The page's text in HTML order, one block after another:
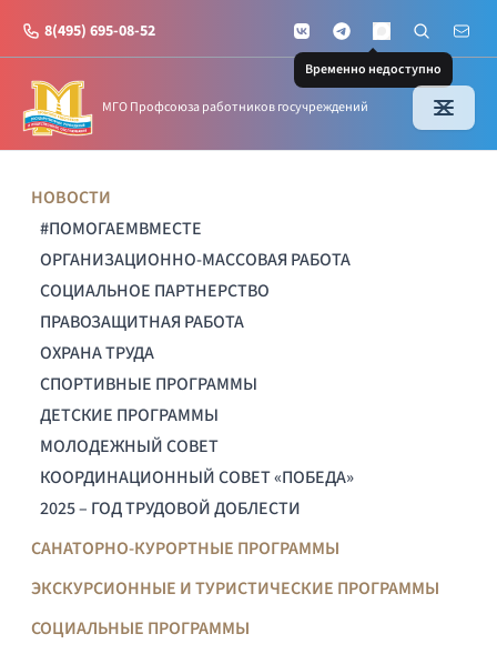
8(495) 695-08-52 VKontakteTelegramMAX
Временно недоступно
Поиск по
Почта
МГО Профсоюза работников госучреждений
НОВОСТИ
#ПОМОГАЕМВМЕСТЕ
ОРГАНИЗАЦИОННО-МАССОВАЯ РАБОТА
СОЦИАЛЬНОЕ ПАРТНЕРСТВО
ПРАВОЗАЩИТНАЯ РАБОТА
ОХРАНА ТРУДА
СПОРТИВНЫЕ ПРОГРАММЫ
ДЕТСКИЕ ПРОГРАММЫ
МОЛОДЕЖНЫЙ СОВЕТ
КООРДИНАЦИОННЫЙ СОВЕТ «ПОБЕДА»
2025 – ГОД ТРУДОВОЙ ДОБЛЕСТИ
САНАТОРНО-КУРОРТНЫЕ ПРОГРАММЫ
ЭКСКУРСИОННЫЕ И ТУРИСТИЧЕСКИЕ ПРОГРАММЫ
СОЦИАЛЬНЫЕ ПРОГРАММЫ